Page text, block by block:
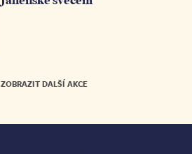
ZOBRAZIT DALŠÍ AKCE